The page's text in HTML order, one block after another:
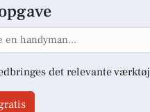
det relevante værktøj